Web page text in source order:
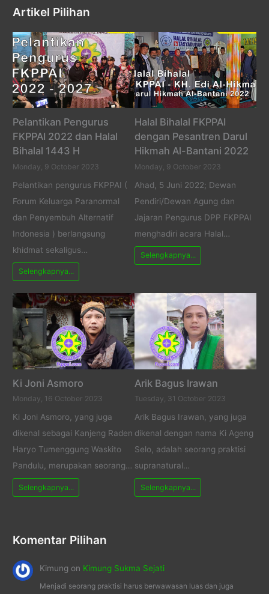
Artikel Pilihan
Pelantikan Pengurus
FKPPAI 2022 dan Halal
Bihalal 1443 H
Monday, 9 October 2023
Pelantikan pengurus FKPPAI (
Forum Keluarga Paranormal
dan Penyembuh Alternatif
Indonesia ) berlangsung
khidmat sekaligus…
Selengkapnya...
Halal Bihalal FKPPAI
dengan Pesantren Darul
Hikmah Al-Bantani 2022
Monday, 9 October 2023
Ahad, 5 Juni 2022; Dewan
Pendiri/Dewan Agung dan
Jajaran Pengurus DPP FKPPAI
menghadiri acara Halal…
Selengkapnya...
Ki Joni Asmoro
Monday, 16 October 2023
Ki Joni Asmoro, yang juga
dikenal sebagai Kanjeng Raden
Haryo Tumenggung Waskito
Pandulu, merupakan seorang…
Selengkapnya...
Arik Bagus Irawan
Tuesday, 31 October 2023
Arik Bagus Irawan, yang juga
dikenal dengan nama Ki Ageng
Selo, adalah seorang praktisi
supranatural…
Selengkapnya...
Komentar Pilihan
Kimung on Kimung Sukma Sejati
Menjadi seorang praktisi harus berwawasan luas dan juga